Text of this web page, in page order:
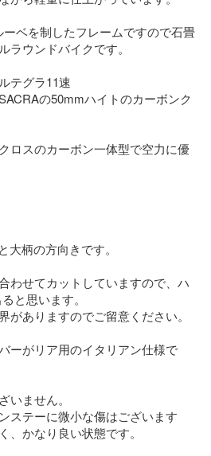
ベを制したフレームですので石畳
ラウンドバイクです。
テグラ11速
の50mmハイトのカーボンク
ロスのカーボン一体型で空力に優
柄の方向きです。
わせてカットしていますので、ハ
と思います。
がありますのでご留意ください。
ーがリア用のイタリアン仕様で
いません。
ステーに微小な傷はございます
、かなり良い状態です。